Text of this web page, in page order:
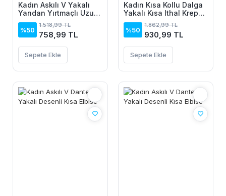
Kadın Askılı V Yakalı
Yandan Yırtmaçlı Uzun
Viskon Elbise
%50
1.518,99 TL
758,99 TL
Sepete Ekle
Kadın Kısa Kollu Dalga
Yakalı Kısa Ithal Krep
Elbise
%50
1.862,99 TL
930,99 TL
Sepete Ekle